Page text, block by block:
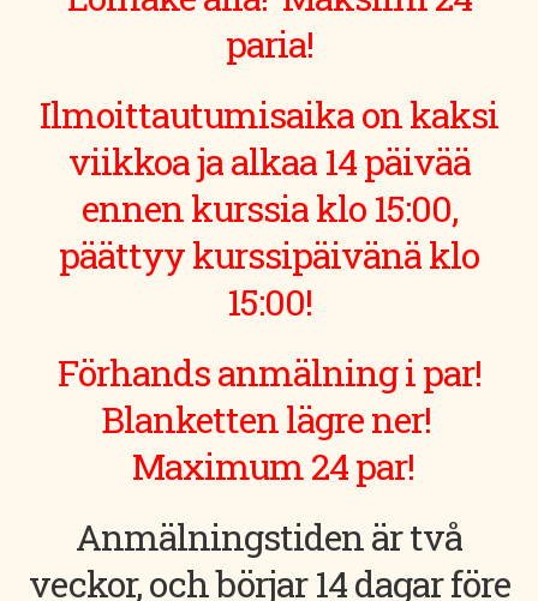
paria!
Ilmoittautumisaika on kaksi
viikkoa ja alkaa 14 päivää
ennen kurssia klo 15:00,
päättyy kurssipäivänä klo
15:00!
Förhands anmälning i par!
Blanketten lägre ner!
Maximum 24 par!
Anmälningstiden är två
veckor, och börjar 14 dagar före